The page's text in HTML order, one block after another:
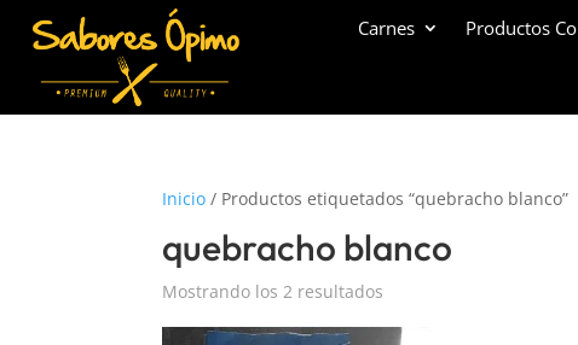
Carnes Productos
Inicio / Productos etiquetados “quebracho blanco”
quebracho blanco
Mostrando los 2 resultados